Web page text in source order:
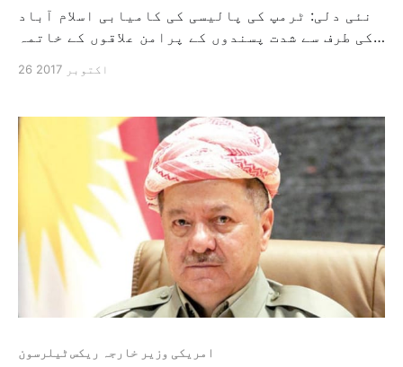
نئی دلی: ٹرمپ کی پالیسی کی کامیابی اسلام آباد
کی طرف سے شدت پسندوں کے پرامن علاقوں کے خاتمہ
وزیر خارجہ ریکس ٹیلرسون نے نئی دلی میں کہا کہ
طرف سے پاکستانی حکومت کے امن […]
26 اکتوبر 2017
امریکی وزیر خارجہ ریکس ٹیلرسون